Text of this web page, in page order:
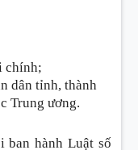
chính;
dân tỉnh, thành
Trung ương.
ban hành Luật số